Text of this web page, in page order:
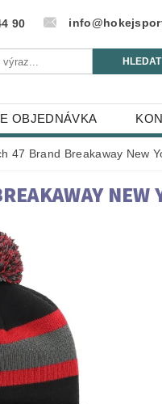
90
OBJEDNÁVKA
47 Brand Breakaway New
NEW